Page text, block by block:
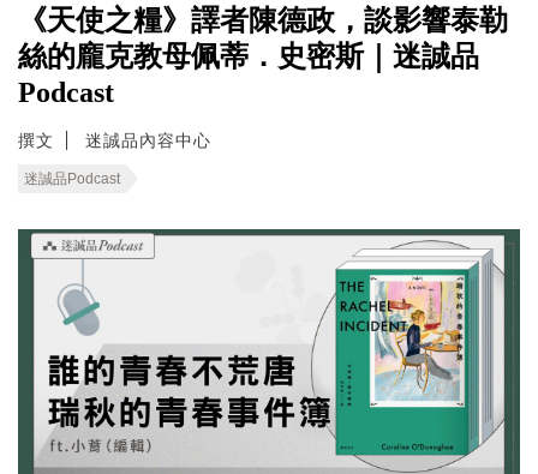
《天使之糧》譯者陳德政，談影響泰勒
絲的龐克教母佩蒂．史密斯｜迷誠品
Podcast
撰文 迷誠品內容中心
迷誠品Podcast